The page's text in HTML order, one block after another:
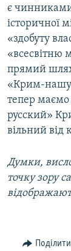
є чинниками
історичної
«здобуту
«всесвітню
прямий шлях
«Крим-
тепер маємо
русский»
вільний від
Думки,
точку зору